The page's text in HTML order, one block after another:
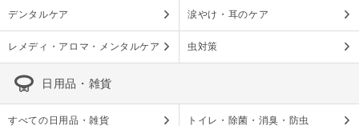
デンタルケア 涙やけ・耳のケア
レメディ・アロマ・メンタルケア 虫対策
日用品・雑貨
すべての日用品・雑貨 トイレ・除菌・消臭・防虫